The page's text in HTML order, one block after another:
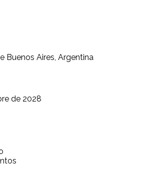
Buenos Aires, Argentina
de 2028